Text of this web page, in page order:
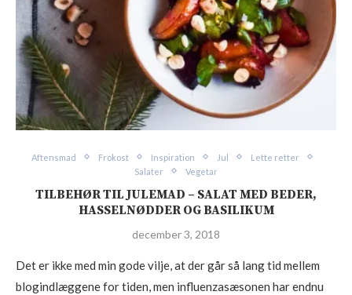
Aftensmad Frokost Inspiration Jul
Lette retter
Salater
Vegetar
TILBEHØR TIL JULEMAD – SALAT MED BEDER,
HASSELNØDDER OG BASILIKUM
december 3, 2018
Det er ikke med min gode vilje, at der går så lang tid mellem
blogindlæggene for tiden, men influenzasæsonen har endnu